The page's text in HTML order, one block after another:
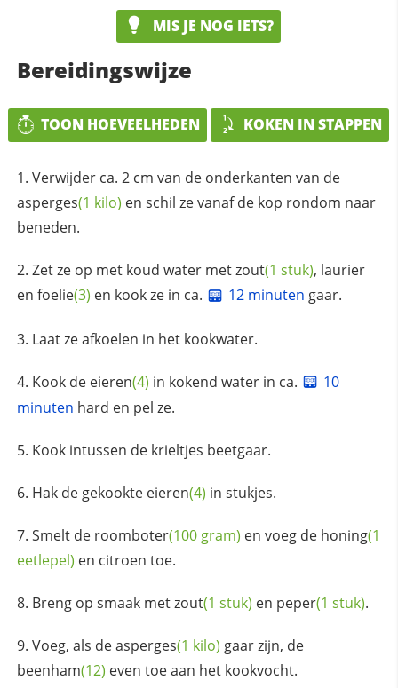
MIS JE NOG IETS?
Bereidingswijze
TOON HOEVEELHEDEN KOKEN IN STAPPEN
Verwijder ca. 2 cm van de onderkanten van de
asperges(1 kilo) en schil ze vanaf de kop rondom naar
beneden.
Zet ze op met koud water metzout(1 stuk), laurier
en foelie(3) en kook ze in ca. 12 minuten gaar.
Laat ze afkoelen in het kookwater.
Kook de eieren(4) in kokend water in ca.
10
minuten hard en pel ze.
Kook intussen de krieltjes beetgaar.
Hak de gekookte eieren(4) in stukjes.
Smelt de roomboter(100 gram) en voeg de honing(1
eetlepel) en citroen toe.
Breng op smaak metzout(1 stuk) en peper(1 stuk).
Voeg, als deasperges(1 kilo) gaar zijn, de
beenham(12) even toe aan het kookvocht.